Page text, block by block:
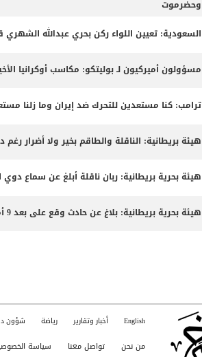
وحضرموت
السعودية: تعيين اللواء ركن بحري عبدالله الشهري
مسؤولون أميركيون لـ بوليتكو: مكاسب أوكرانيا
ترامب: كنا مستعدين للتحرك ضد إيران وما زلنا
هيئة بريطانية: الناقلة والطاقم بخير ولا أضرار رغم
هيئة بحرية بريطانية: ربان ناقلة أبلغ عن سماع
هيئة بحرية بريطانية: بلاغ عن حادث وقع على بعد 9 أميال بحرية جنوب شرق كمزار في سلطنة عمان
English أخبار وتقارير رياضة شؤون
من نحن تواصل معنا سياسة